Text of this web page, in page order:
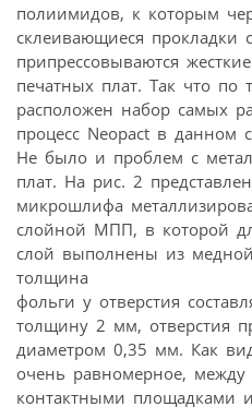
полиимидов, к которым
склеивающиеся прокладки
припрессовываются
печатных плат. Так что по
расположен набор самых
процесс Neopact в данном
Не было и проблем с
плат. На рис. 2
микрошлифа
слойной МПП, в которой
слой выполнены из
толщина
фольги у отверстия
толщину 2 мм, отверстия
диаметром 0,35 мм. Как
очень равномерное,
контактными площадками